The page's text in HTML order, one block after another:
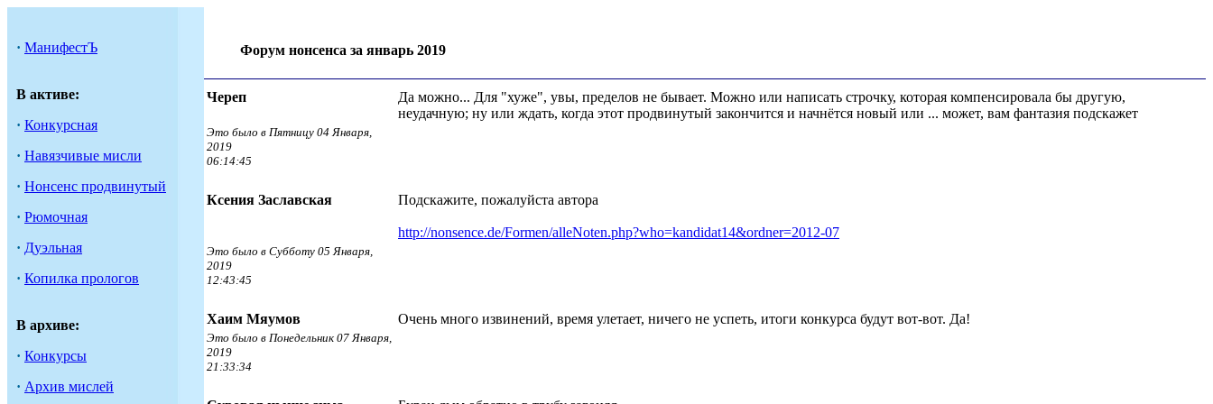
· МанифестЪ
В активе:
· Конкурсная
· Навязчивые мисли
· Нонсенс продвинутый
· Рюмочная
· Дуэльная
· Копилка прологов
В архиве:
· Конкурсы
· Архив мислей
Форум нонсенса за январь 2019
Череп
Да можно... Для "хуже", увы, пределов не бывает. Можно или написать строчку, которая компенсировала бы другую,
неудачную; ну или ждать, когда этот продвинутый закончится и начнётся новый или ... может, вам фантазия подскажет
Это было в Пятницу 04 Января,
2019
06:14:45
Ксения Заславская Подскажите, пожалуйста автора
http://nonsence.de/Formen/alleNoten.php?who=kandidat14&ordner=2012-07
Это было в Субботу 05 Января,
2019
12:43:45
Хаим Мяумов Очень много извинений, время улетает, ничего не успеть, итоги конкурса будут вот-вот. Да!
Это было в Понедельник 07 Января,
2019
21:33:34